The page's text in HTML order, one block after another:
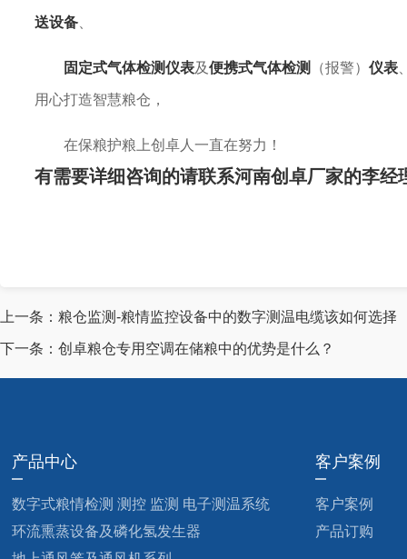
送设备、
固定式气体检测仪表及便携式气体检测 （报警） 仪表
用心打造智慧粮仓，
在保粮护粮上创卓人一直在努力！
有需要详细咨询的请联系河南创卓厂家的李经
上一条： 粮仓监测-粮情监控设备中的数字测温电缆该如何选择
下一条： 创卓粮仓专用空调在储粮中的优势是什么？
产品中心
数字式粮情检测 测控 监测 电子测温系统
环流熏蒸设备及磷化氢发生器
客户案例
客户案例
产品订购